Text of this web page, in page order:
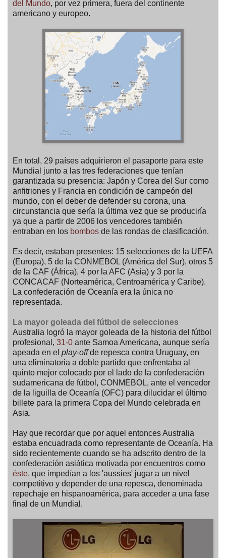
del Mundo, por vez primera, fuera del continente
americano y europeo.
En total, 29 países adquirieron el pasaporte para este
Mundial junto a las tres federaciones que tenían
garantizada su presencia: Japón y Corea del Sur como
anfitriones y Francia en condición de campeón del
mundo, con el deber de defender su corona, una
circunstancia que sería la última vez que se produciría
ya que a partir de 2006 los vencedores también
entraban en los bombos de las rondas de clasificación.
Es decir, estaban presentes: 15 selecciones de la UEFA
(Europa), 5 de la CONMEBOL (América del Sur), otros 5
de la CAF (África), 4 por la AFC (Asia) y 3 por la
CONCACAF (Norteamérica, Centroamérica y Caribe).
La confederación de Oceanía era la única no
representada.
La mayor goleada del fútbol de selecciones
Australia logró la mayor goleada de la historia del fútbol
profesional, 31-0 ante Samoa Americana, aunque sería
apeada en el play-offde repesca contra Uruguay, en
una eliminatoria a doble partido que enfrentaba al
quinto mejor colocado por el lado de la confederación
sudamericana de fútbol, CONMEBOL, ante el vencedor
de la liguilla de Oceanía (OFC) para dilucidar el último
billete para la primera Copa del Mundo celebrada en
Asia.
Hay que recordar que por aquel entonces Australia
estaba encuadrada como representante de Oceanía. Ha
sido recientemente cuando se ha adscrito dentro de la
confederación asiática motivada por encuentros como
éste, que impedían a los 'aussies' jugar a un nivel
competitivo y depender de una repesca, denominada
repechaje en hispanoamérica, para acceder a una fase
final de un Mundial.